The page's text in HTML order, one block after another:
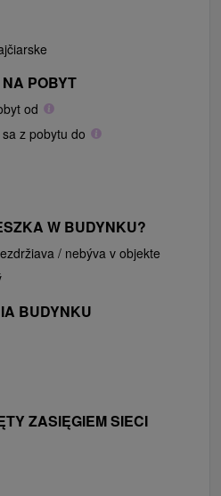
POBYT
od
z pobytu do
W BUDYNKU?
/ nebýva v objekte
BUDYNKU
ZASIĘGIEM SIECI